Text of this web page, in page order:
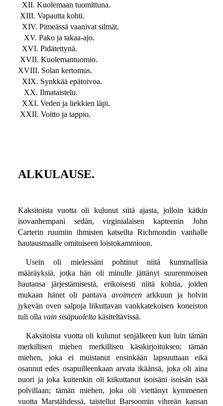
XII. Kuolemaan tuomittuna.
XIII. Vapautta kohti.
XIV. Pimeässä vaanivat silmät.
XV. Pako ja takaa-ajo.
XVI. Pidätettynä.
XVII. Kuolemantuomio.
XVIII. Solan kertomus.
XIX. Synkkää epätoivoa.
XX. Ilmataistelu.
XXI. Veden ja liekkien läpi.
XXII. Voitto ja tappio.
ALKULAUSE.
Kaksitoista vuotta oli kulunut siitä ajasta, jolloin kätkin
isovanhempani sedän, virginialaisen kapteenin John
Carterin ruumiin ihmisten katseilta Richmondin vanhalle
hautausmaalle omituiseen loistokammioon.
Usein oli mielessäni pohtinut niitä kummallisia
määräyksiä, jotka hän oli minulle jättänyt suurenmoisen
hautansa järjestämisestä, erikoisesti niitä kohtia, joiden
mukaan hänet oli pantava avoimeenarkkuun ja holvin
jykevän oven salpoja liikuttavan vankkatekoisen koneiston
tuli olla vain sisäpuoleltakäsiteltävissä.
Kaksitoista vuotta oli kulunut senjälkeen kun luin tämän
merkillisen miehen merkillisen käsikirjoituksen; tämän
miehen, joka ei muistanut ensinkään lapsuuttaan eikä
osannut edes osapuilleenkaan arvata ikäänsä, joka oli aina
nuori ja joka kuitenkin oli kiikuttanut isoisäni isoisän isää
polvillaan; tämän miehen, joka oli viettänyt kymmenen
vuotta Marstähdessä, taistellut Barsoomin vihreän kansan